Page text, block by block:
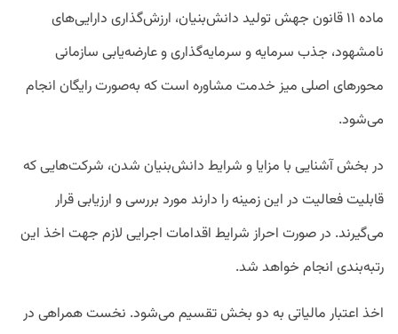
ماده ۱۱ قانون جهش تولید دانش‌بنیان، ارزش‌گذاری دارایی‌های
نامشهود، جذب سرمایه و سرمایه‌گذاری و عارضه‌یابی سازمانی
محورهای اصلی میز خدمت مشاوره است که به‌صورت رایگان انجام
می‌شود.
در بخش آشنایی با مزایا و شرایط دانش‌بنیان شدن، شرکت‌هایی که
قابلیت فعالیت در این زمینه را دارند مورد بررسی و ارزیابی قرار
می‌گیرند. در صورت احراز شرایط اقدامات اجرایی لازم جهت اخذ این
رتبه‌بندی انجام خواهد شد.
اخذ اعتبار مالیاتی به دو بخش تقسیم می‌شود. نخست همراهی در